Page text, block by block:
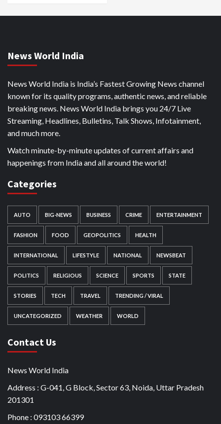
News World India
News World India is India’s Fastest Growing News channel
known for its quality programs, authentic news, and reliable
breaking news. News World India brings you 24/7 Live
Streaming, Headlines, Bulletins, Talk Shows, Infotainment,
and much more.
Watch minute-by-minute updates of current affairs and
happenings from India and all around the world!
Categories
AUTO BIG-NEWS BUSINESS CRIME ENTERTAINMENT
FASHION FOOD GEOPOLITICS HEALTH
INTERNATIONAL LIFESTYLE NATIONAL NEWSBEAT
POLITICS RELIGIOUS SCIENCE SPORTS STATE
STORIES TECH TRAVEL TRENDING / VIRAL
UNCATEGORIZED WEATHER WORLD
Contact Us
News World India
Address : G-041, G Block, Sector 63, Noida, Uttar Pradesh
201301
Phone : 093103 66399